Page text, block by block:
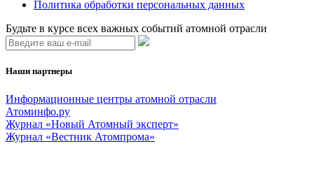
Политика обработки персональных данных
Будьте в курсе всех важных событий атомной отрасли
Наши партнеры
Информационные центры атомной отрасли
Атоминфо.ру
Журнал «Новый Атомный эксперт»
Журнал «Вестник Атомпрома»